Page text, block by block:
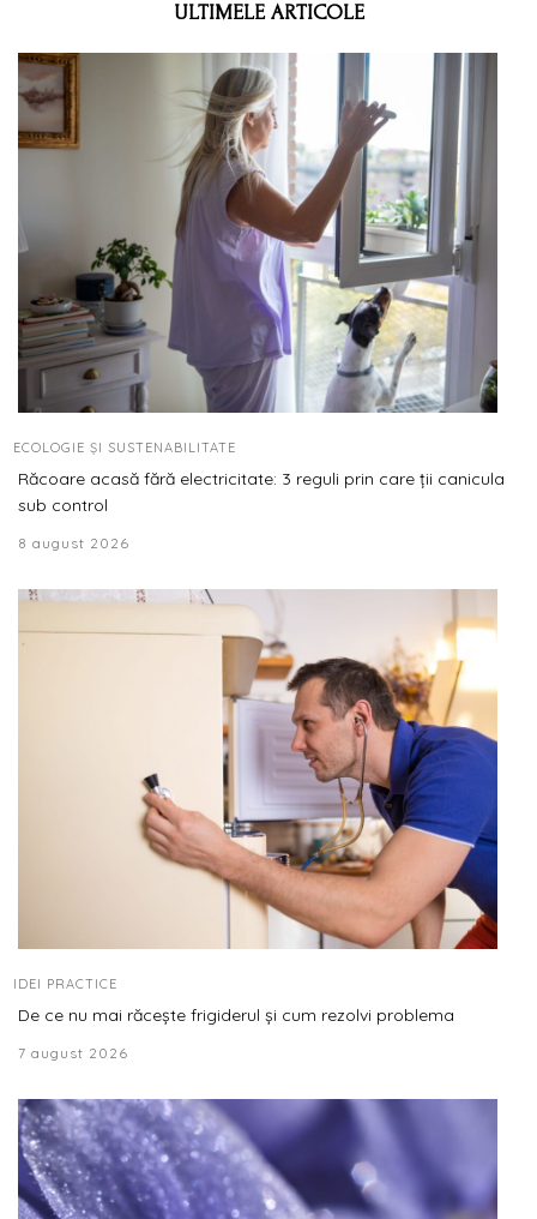
ULTIMELE ARTICOLE
ECOLOGIE ȘI SUSTENABILITATE
Răcoare acasă fără electricitate: 3 reguli prin care ții canicula
sub control
8 august 2026
IDEI PRACTICE
De ce nu mai răcește frigiderul și cum rezolvi problema
7 august 2026